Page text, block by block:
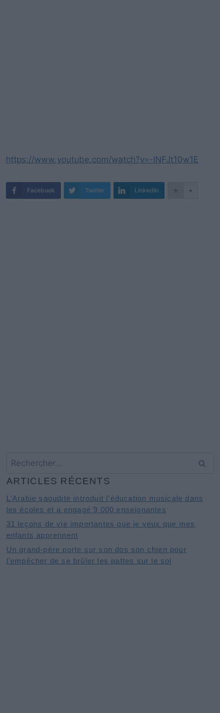
https://www.youtube.com/watch?v=-lNFJt10w1E
Facebook Twitter LinkedIn +
ARTICLES RÉCENTS
L’Arabie saoudite introduit l’éducation musicale dans
les écoles et a engagé 9 000 enseignantes
31 leçons de vie importantes que je veux que mes
enfants apprennent
Un grand-père porte sur son dos son chien pour
l’empêcher de se brûler les pattes sur le sol